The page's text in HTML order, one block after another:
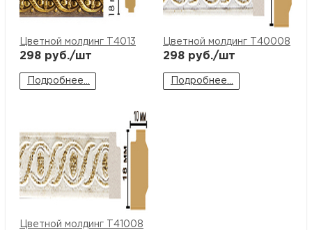
Цветной молдинг T4013
298 руб./шт
Подробнее...
Цветной молдинг T40008
298 руб./шт
Подробнее...
Цветной молдинг T41008